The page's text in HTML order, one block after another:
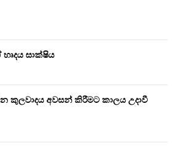
සාක්ෂිය
කුලවාදය අවසන් කිරීමට කාලය උදාවී